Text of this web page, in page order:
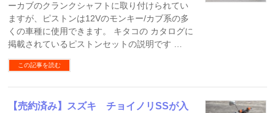
ーカブのクランクシャフトに取り付けられてい
ますが、ピストンは12Vのモンキー/カブ系の多
くの車種に使用できます。 キタコの カタログに
掲載されているピストンセットの説明です …
この記事を読む
【売約済み】スズキ チョイノリSSが入